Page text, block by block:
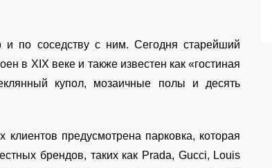
по соседству с ним. Сегодня старейший
в XIX веке и также известен как «гостиная
купол, мозаичные полы и десять
предусмотрена парковка, которая
брендов, таких как Prada, Gucci, Louis